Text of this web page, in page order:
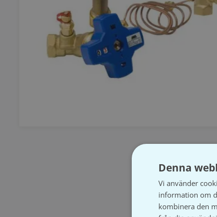
Denna
Vi använder
information om
kombinera den